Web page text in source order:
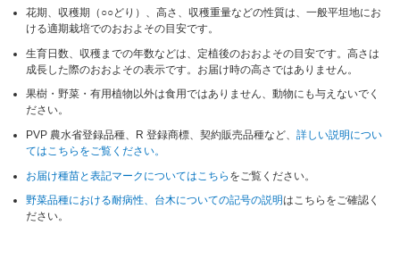
花期、収穫期（○○どり）、高さ、収穫重量などの性質は、一般平坦地にお
ける適期栽培でのおおよその目安です。
生育日数、収穫までの年数などは、定植後のおおよその目安です。高さは
成長した際のおおよその表示です。お届け時の高さではありません。
果樹・野菜・有用植物以外は食用ではありません、動物にも与えないでく
ださい。
PVP 農水省登録品種、R 登録商標、契約販売品種など、詳しい説明につい
てはこちらをご覧ください。
お届け種苗と表記マークについてはこちら をご覧ください。
野菜品種における耐病性、台木についての記号の説明はこちらをご確認く
ださい。